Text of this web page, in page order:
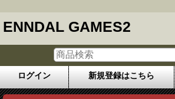
ENNDAL GAMES2
ログイン 新規登録はこちら